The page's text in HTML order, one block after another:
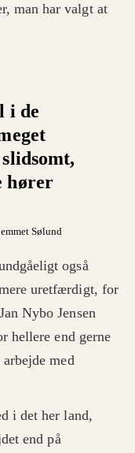
man har valgt at
i de
hører
Sølund
også
uretfærdigt, for
Nybo Jensen
hellere end gerne
med
i det her land,
end på